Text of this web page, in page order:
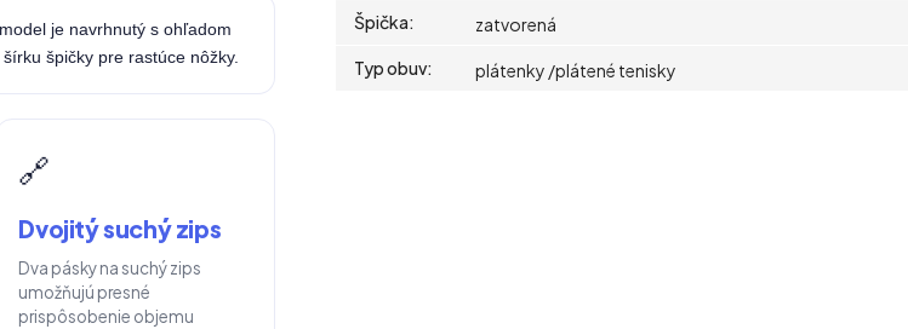
je navrhnutý s ohľadom
špičky pre rastúce nôžky.
🔗
Dvojitý suchý zips
Dva pásky na suchý zips
umožňujú presné
prispôsobenie objemu
Špička:
zatvorená
Typ obuv: plátenky /plátené tenisky